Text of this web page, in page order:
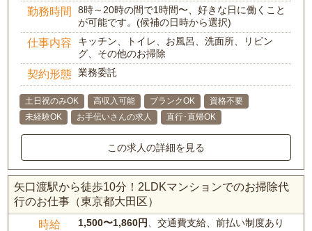
勤務時間
8時～20時の間で1時間〜、好きな日に働くこと
が可能です。(候補の日時から選択)
仕事内容
キッチン、トイレ、お風呂、洗面所、リビン
グ、その他のお掃除
契約形態 業務委託
土日祝のみOK 高収入可能 ブランクOK
資格不要
未経験OK
お手伝いさんの求人 直行･直帰OK
この求人の詳細を見る
矢口渡駅から徒歩10分！2LDKマンションでのお掃除代
行のお仕事（東京都大田区）
時給 1,500〜1,860円 、交通費支給、前払い制度あり